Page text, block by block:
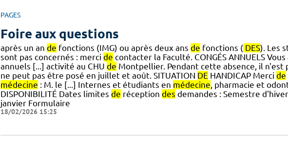
PAGES
Foire aux questions
après un an de fonctions (IMG) ou après deux ans de fonctions ( DES). Les
sont pas concernés : merci de contacter la Faculté. CONGÉS ANNUELS
annuels [...] activité au CHU de Montpellier. Pendant cette absence, il n'est
ne peut pas être posé en juillet et août. SITUATION DE HANDICAP Merci de
médecine : M. le [...] Internes et étudiants en médecine, pharmacie et
DISPONIBILITÉ Dates limites de réception des demandes : Semestre
janvier Formulaire
18/02/2026 15:25